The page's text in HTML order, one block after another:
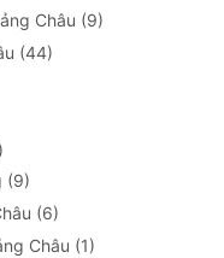
Châu (9)
(44)
(9)
(6)
Châu (1)